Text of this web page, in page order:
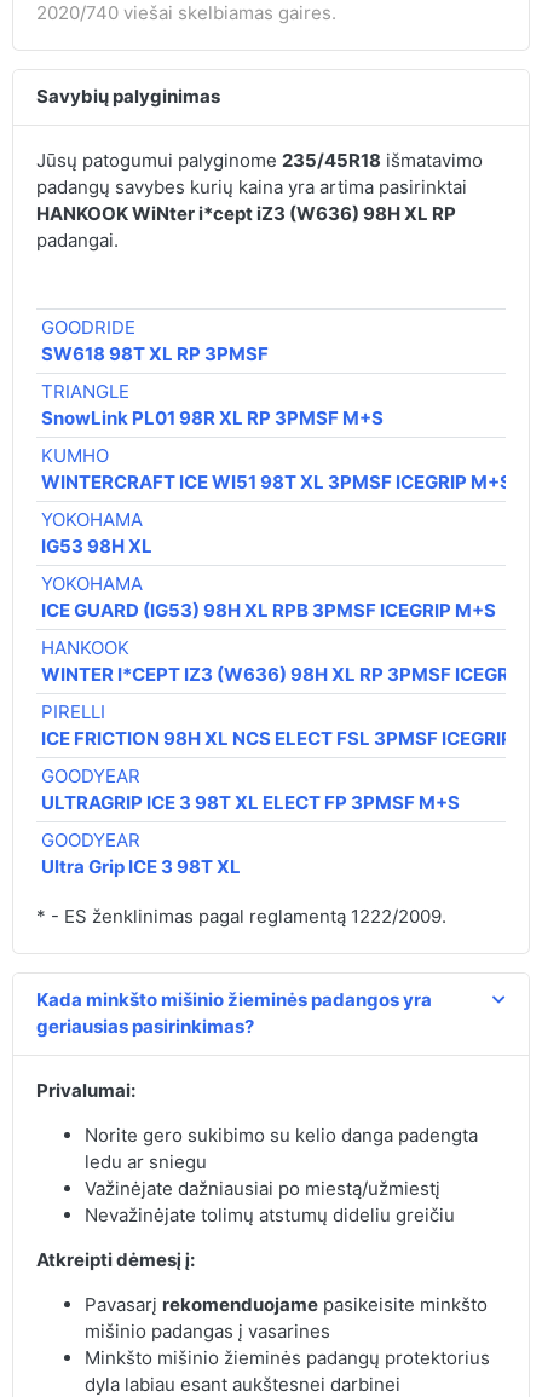
2020/740 viešai skelbiamas gaires.
Savybių palyginimas
Jūsų patogumui palyginome 235/45R18 išmatavimo
padangų savybes kurių kaina yra artima pasirinktai
HANKOOK WiNter i*cept iZ3 (W636) 98H XL RP
padangai.
GOODRIDE
SW618 98T XL RP 3PMSF
TRIANGLE
SnowLink PL01 98R XL RP 3PMSF M+S
KUMHO
WINTERCRAFT ICE WI51 98T XL 3PMSF ICEGRIP M+S
YOKOHAMA
IG53 98H XL
YOKOHAMA
ICE GUARD (IG53) 98H XL RPB 3PMSF ICEGRIP M+S
HANKOOK
WINTER I*CEPT IZ3 (W636) 98H XL RP 3PMSF ICEGRIP
PIRELLI
ICE FRICTION 98H XL NCS ELECT FSL 3PMSF ICEGRIP
GOODYEAR
ULTRAGRIP ICE 3 98T XL ELECT FP 3PMSF M+S
GOODYEAR
Ultra Grip ICE 3 98T XL
* - ES ženklinimas pagal reglamentą 1222/2009.
Kada minkšto mišinio žieminės padangos yra
geriausias pasirinkimas?
Privalumai:
Norite gero sukibimo su kelio danga padengta
ledu ar sniegu
Važinėjate dažniausiai po miestą/užmiestį
Nevažinėjate tolimų atstumų dideliu greičiu
Atkreipti dėmesį į:
Pavasarį rekomenduojamepasikeisite minkšto
mišinio padangas į vasarines
Minkšto mišinio žieminės padangų protektorius
dyla labiau esant aukštesnei darbinei